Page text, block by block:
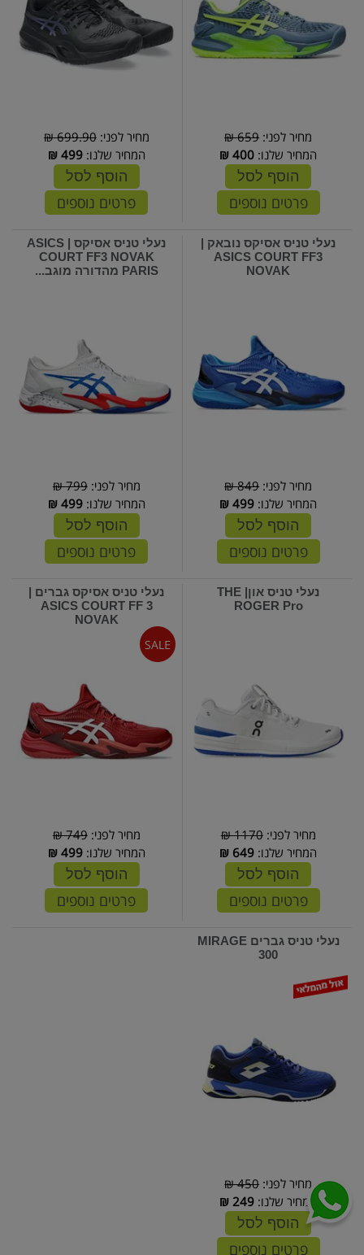
מחיר לפני:659 ₪
המחיר שלנו: 400
₪
הוסף לסל
פרטים נוספים
מחיר לפני:699.90 ₪
המחיר שלנו:499
₪
הוסף לסל
פרטים נוספים
נעלי טניס אסיקס נובאק |
ASICS COURT FF3
NOVAK
מחיר לפני:849 ₪
המחיר שלנו: 499
₪
הוסף לסל
פרטים נוספים
נעלי טניס אסיקס | ASICS
COURT FF3 NOVAK
PARIS מהדורה מוגב...
מחיר לפני:799 ₪
המחיר שלנו:499
₪
הוסף לסל
פרטים נוספים
נעלי טניס און| THE
ROGER Pro
מחיר לפני:1170 ₪
המחיר שלנו: 649
₪
הוסף לסל
פרטים נוספים
נעלי טניס אסיקס גברים |
ASICS COURT FF 3
NOVAK
מחיר לפני:749 ₪
המחיר שלנו:499
₪
הוסף לסל
פרטים נוספים
נעלי טניס גברים MIRAGE
300
מחיר לפני:450 ₪
המחיר שלנו: 249
₪
הוסף לסל
פרטים נוספים